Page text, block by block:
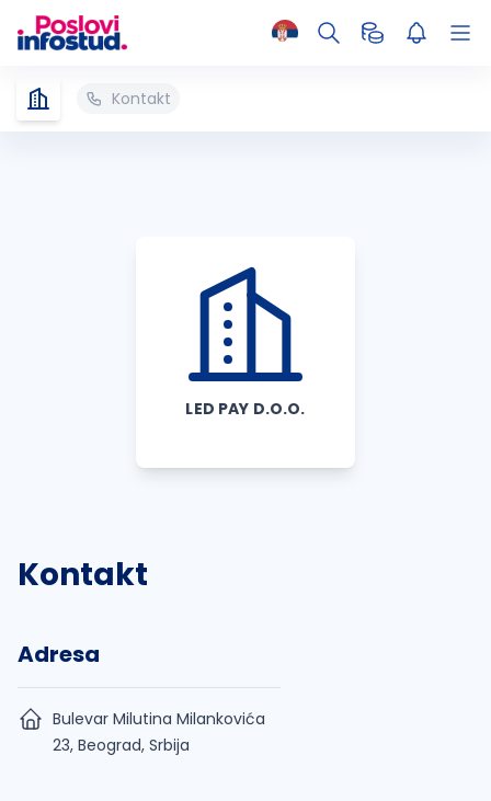
Kontakt
LED PAY D.O.O.
Kontakt
Adresa
Bulevar Milutina Milankovića
23, Beograd, Srbija